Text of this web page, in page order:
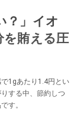
？」イオ
を賄える圧
1gあたり1.4円とい
する中、節約しつ
す。